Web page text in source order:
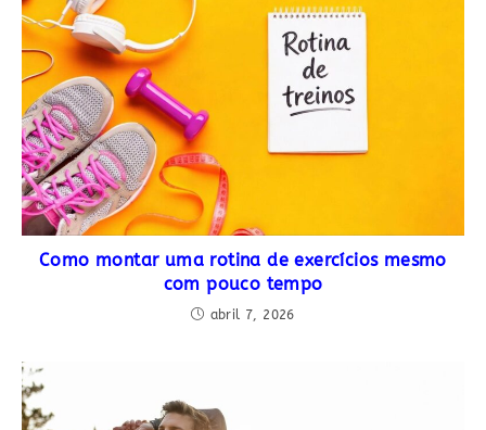
Como montar uma rotina de exercícios mesmo
com pouco tempo
abril 7, 2026